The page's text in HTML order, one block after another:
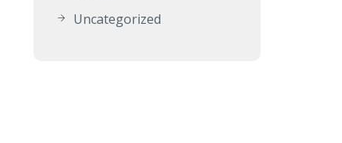
Uncategorized